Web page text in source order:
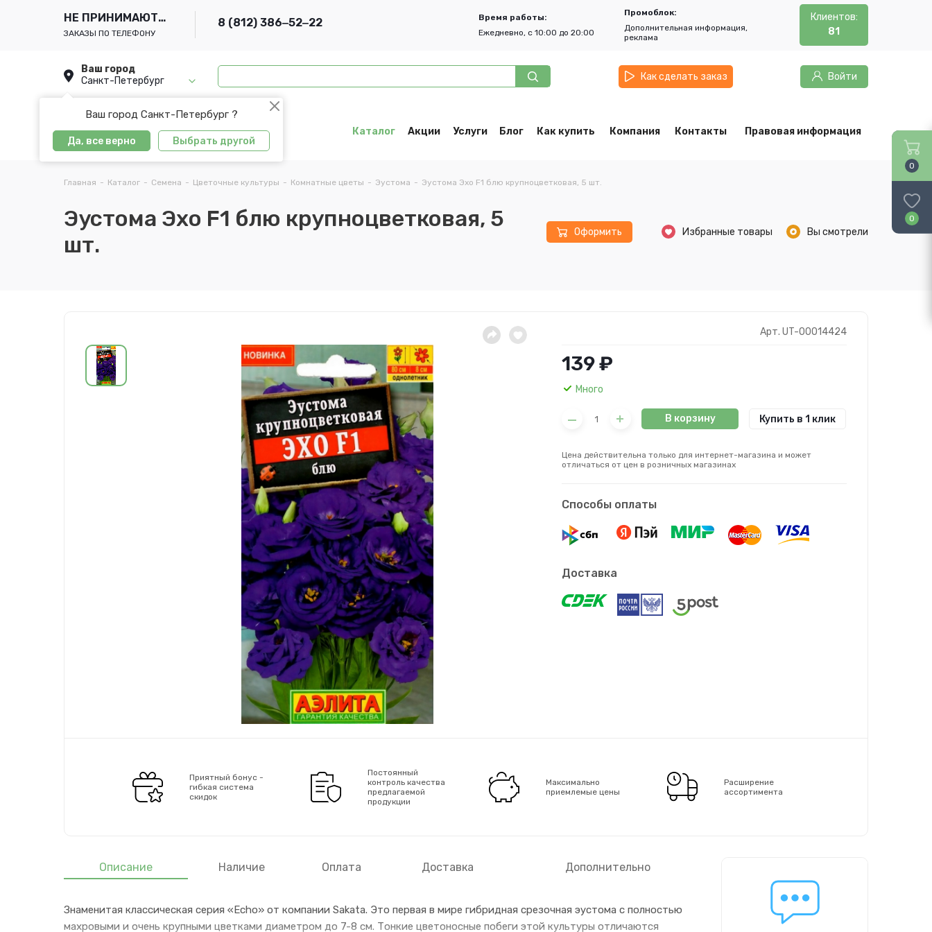
НЕ ПРИНИМАЮТСЯ
ЗАКАЗЫ ПО ТЕЛЕФОНУ
8 (812) 386‒52‒22
Время работы:
Ежедневно, с 10:00 до 20:00
Промоблок:
Дополнительная информация,
реклама
Клиентов:
81
Ваш город
Санкт-Петербург
Ваш город Санкт-Петербург ?
Да, все верно Выбрать другой
Как сделать заказ Войти
Каталог Акции Услуги Блог Как купить Компания Контакты Правовая информация
Главная - Каталог - Семена - Цветочные культуры - Комнатные цветы - Эустома - Эустома Эхо F1 блю крупноцветковая, 5 шт.
Эустома Эхо F1 блю крупноцветковая, 5
шт.
Оформить Избранные товары Вы смотрели
Арт. UT-00014424
139 ₽
Много
В корзину Купить в 1 клик
Цена действительна только для интернет-магазина и может
отличаться от цен в розничных магазинах
Способы оплаты
Доставка
Приятный бонус -
гибкая система
скидок
Постоянный
контроль качества
предлагаемой
продукции
Максимально
приемлемые цены
Расширение
ассортимента
Описание Наличие Оплата Доставка Дополнительно
Знаменитая классическая серия «Echo» от компании Sakata. Это первая в мире гибридная срезочная эустома с полностью
махровыми и очень крупными цветками диаметром до 7-8 см. Тонкие цветоносные побеги этой культуры отличаются
0
0